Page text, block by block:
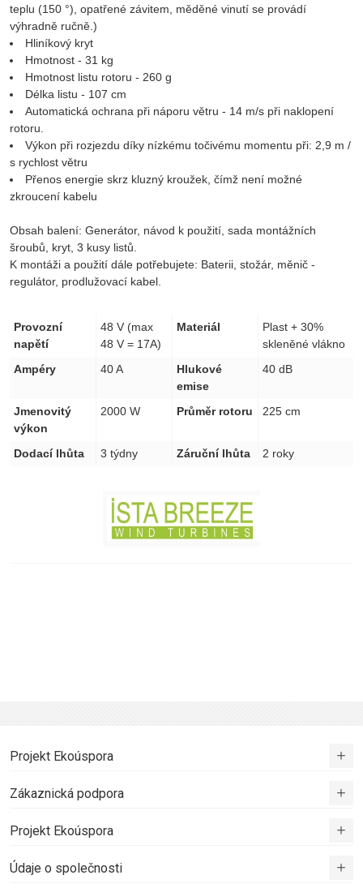
teplu (150 °), opatřené závitem, měděné vinutí se provádí
výhradně ručně.)
Hliníkový kryt
Hmotnost - 31 kg
Hmotnost listu rotoru - 260 g
Délka listu - 107 cm
Automatická ochrana při náporu větru - 14 m/s při naklopení
rotoru.
Výkon při rozjezdu díky nízkému točivému momentu při: 2,9 m /
s rychlost větru
Přenos energie skrz kluzný kroužek, čímž není možné
zkroucení kabelu
Obsah balení: Generátor, návod k použití, sada montážních
šroubů, kryt, 3 kusy listů.
K montáži a použití dále potřebujete: Baterii, stožár, měnič -
regulátor, prodlužovací kabel.
Provozní
napětí
48 V (max
48 V = 17A)
Materiál
Plast + 30%
skleněné vlákno
Ampéry
40 A
Hlukové
emise
40 dB
Jmenovitý
výkon
2000 W Průměr rotoru 225 cm
Dodací lhůta 3 týdny Záruční lhůta 2 roky
Projekt Ekoúspora
Zákaznická podpora
Projekt Ekoúspora
Údaje o společnosti